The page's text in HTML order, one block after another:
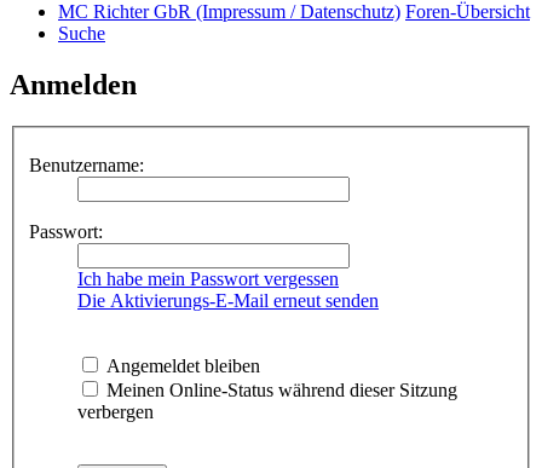
MC Richter GbR (Impressum / Datenschutz) Foren-Übersicht
Suche
Anmelden
Benutzername:
Passwort:
Ich habe mein Passwort vergessen
Die Aktivierungs-E-Mail erneut senden
Angemeldet bleiben
Meinen Online-Status während dieser Sitzung
verbergen